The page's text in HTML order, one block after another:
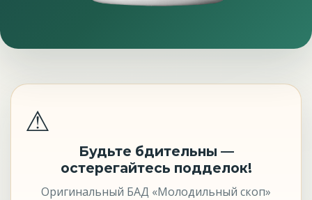
⚠
Будьте бдительны —
остерегайтесь подделок!
Оригинальный БАД «Молодильный скоп»